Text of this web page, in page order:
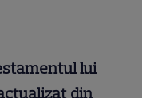
lui
din